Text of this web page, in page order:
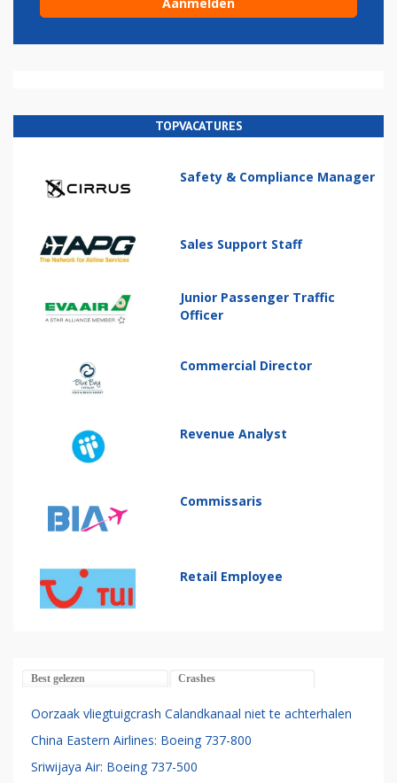
TOPVACATURES
Safety & Compliance Manager
Sales Support Staff
Junior Passenger Traffic
Officer
Commercial Director
Revenue Analyst
Commissaris
Retail Employee
Best gelezen Crashes
Oorzaak vliegtuigcrash Calandkanaal niet te achterhalen
China Eastern Airlines: Boeing 737-800
Sriwijaya Air: Boeing 737-500